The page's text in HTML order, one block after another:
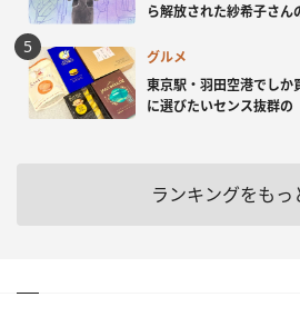
ら解放された紗希子さん
グルメ
東京駅・羽田空港でし
に選びたいセンス抜群の
ランキングをもっ